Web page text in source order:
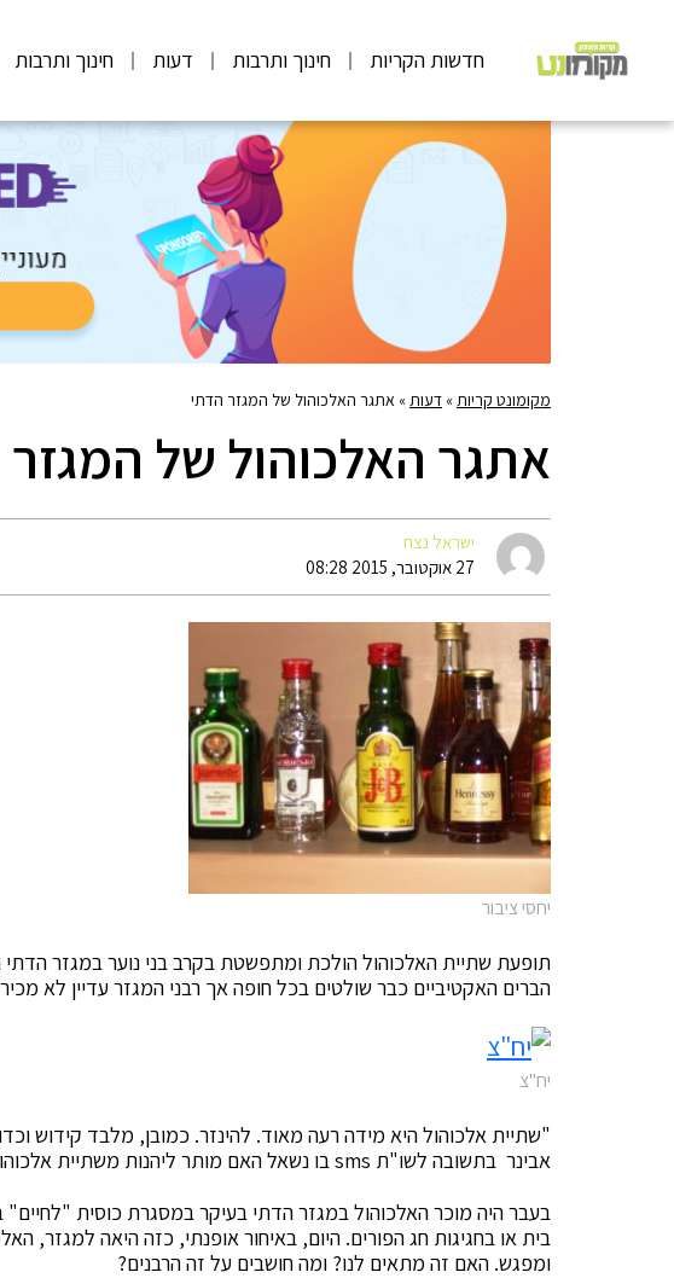
חדשות הקריות חינוך ותרבות דעות חינוך ותרבות
מקומונט קריות » דעות » אתגר האלכוהול של המגזר הדתי
אתגר האלכוהול של
ישראל נצח
27 אוקטובר, 2015 08:28
יחסי ציבור
תופעת שתיית האלכוהול הולכת ומתפשטת בקרב בני נוער במגזר הדתי
הברים האקטיביים כבר שולטים בכל חופה אך רבני המגזר עדיין לא
יח"צ
"שתיית אלכוהול היא מידה רעה מאוד. להינזר. כמובן, מלבד קידוש
אבינר בתשובה לשו"ת sms בו נשאל האם מותר ליהנות משתיית אלכוהול.
בעבר היה מוכר האלכוהול במגזר הדתי בעיקר במסגרת כוסית "לחיים"
בית או בחגיגות חג הפורים. היום, באיחור אופנתי, כזה היאה למגזר,
ומפגש. האם זה מתאים לנו? ומה חושבים על זה הרבנים?